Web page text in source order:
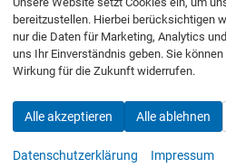
Angebot
bereitzustellen. Hierbei berücksichtigen
nur die Daten für Marketing, Analytics
uns Ihr Einverständnis geben. Sie
Wirkung für die Zukunft widerrufen.
Alle akzeptieren Alle ablehnen
Datenschutzerklärung Impressum